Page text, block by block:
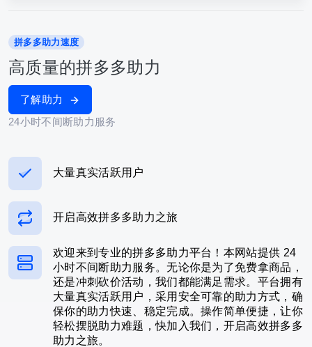
拼多多助力速度
高质量的拼多多助力
了解助力
24小时不间断助力服务
大量真实活跃用户
开启高效拼多多助力之旅
欢迎来到专业的拼多多助力平台！本网站提供 24
小时不间断助力服务。无论你是为了免费拿商品，
还是冲刺砍价活动，我们都能满足需求。平台拥有
大量真实活跃用户，采用安全可靠的助力方式，确
保你的助力快速、稳定完成。操作简单便捷，让你
轻松摆脱助力难题，快加入我们，开启高效拼多多
助力之旅。